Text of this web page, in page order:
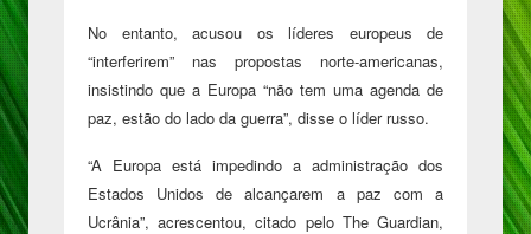
No entanto, acusou os líderes europeus de
“interferirem” nas propostas norte-americanas,
insistindo que a Europa “não tem uma agenda de
paz, estão do lado da guerra”, disse o líder russo.
“A Europa está impedindo a administração dos
Estados Unidos de alcançarem a paz com a
Ucrânia”, acrescentou, citado pelo The Guardian,